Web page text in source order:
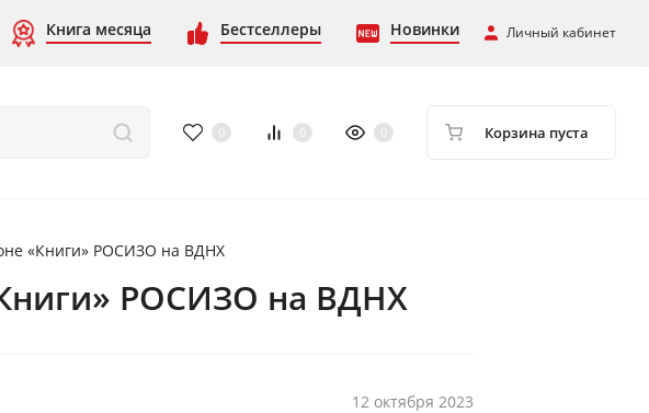
Книга месяца Бестселлеры Новинки Личный кабинет
0 0 0 Корзина пуста
«Книги» РОСИЗО на ВДНХ
РОСИЗО на ВДНХ
12 октября 2023